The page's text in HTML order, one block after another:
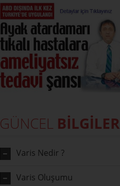
GÜNCEL BİLGİLER
Varis Nedir ?
Varis Oluşumu